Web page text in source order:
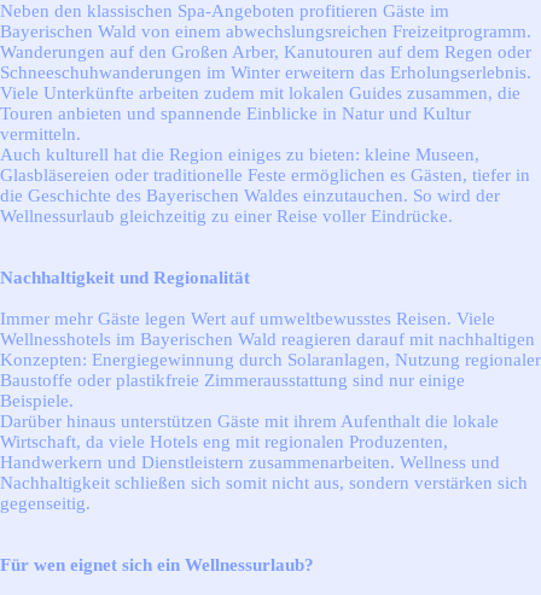
Neben den klassischen Spa-Angeboten profitieren Gäste im
Bayerischen Wald von einem abwechslungsreichen Freizeitprogramm.
Wanderungen auf den Großen Arber, Kanutouren auf dem Regen oder
Schneeschuhwanderungen im Winter erweitern das Erholungserlebnis.
Viele Unterkünfte arbeiten zudem mit lokalen Guides zusammen, die
Touren anbieten und spannende Einblicke in Natur und Kultur
vermitteln.
Auch kulturell hat die Region einiges zu bieten: kleine Museen,
Glasbläsereien oder traditionelle Feste ermöglichen es Gästen, tiefer in
die Geschichte des Bayerischen Waldes einzutauchen. So wird der
Wellnessurlaub gleichzeitig zu einer Reise voller Eindrücke.
Nachhaltigkeit und Regionalität
Immer mehr Gäste legen Wert auf umweltbewusstes Reisen. Viele
Wellnesshotels im Bayerischen Wald reagieren darauf mit nachhaltigen
Konzepten: Energiegewinnung durch Solaranlagen, Nutzung regionaler
Baustoffe oder plastikfreie Zimmerausstattung sind nur einige
Beispiele.
Darüber hinaus unterstützen Gäste mit ihrem Aufenthalt die lokale
Wirtschaft, da viele Hotels eng mit regionalen Produzenten,
Handwerkern und Dienstleistern zusammenarbeiten. Wellness und
Nachhaltigkeit schließen sich somit nicht aus, sondern verstärken sich
gegenseitig.
Für wen eignet sich ein Wellnessurlaub?